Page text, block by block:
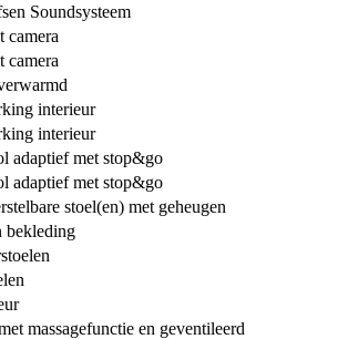
Soundsysteem
camera
camera
interieur
interieur
adaptief met stop&go
adaptief met stop&go
stoel(en) met geheugen
bekleding
massagefunctie en geventileerd